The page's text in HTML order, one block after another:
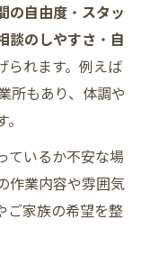
の自由度 ・ スタッ
談のしやすさ ・ 自
られます。例えば
所もあり、体調や
ているか不安な場
作業内容や雰囲気
ご家族の希望を整